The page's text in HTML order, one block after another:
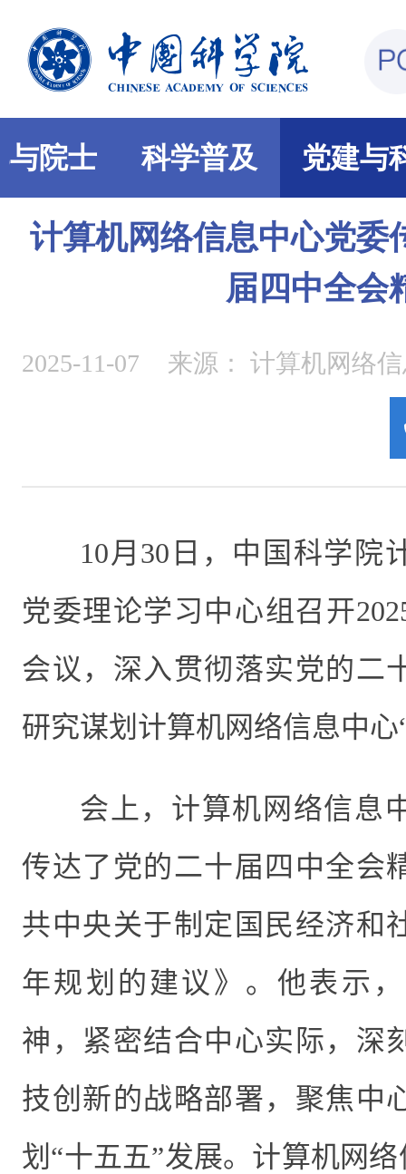
与院士 科学普及 党建与
计算机网络信息中心党委
届四中全会
2025-11-07 来源： 计算机网络
10月30日，中国科学院
党委理论学习中心组召开
会议，深入贯彻落实党的二
研究谋划计算机网络信息中
会上，计算机网络信息
传达了党的二十届四中全会
共中央关于制定国民经济和
年规划的建议》。他表示
神，紧密结合中心实际，深
技创新的战略部署，聚焦中
划“十五五”发展。计算机网